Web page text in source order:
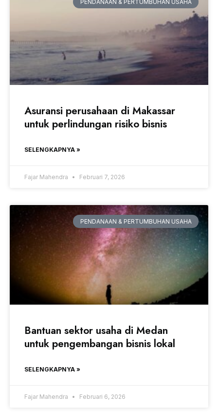
PENDANAAN & PERTUMBUHAN USAHA
Asuransi perusahaan di Makassar
untuk perlindungan risiko bisnis
SELENGKAPNYA »
Fajar Mahendra Februari 7, 2026
PENDANAAN & PERTUMBUHAN USAHA
Bantuan sektor usaha di Medan
untuk pengembangan bisnis lokal
SELENGKAPNYA »
Fajar Mahendra Februari 6, 2026